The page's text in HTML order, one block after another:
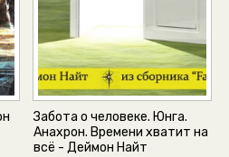
Забота о человеке. Юнга.
Анахрон. Времени хватит на
всё - Деймон Найт